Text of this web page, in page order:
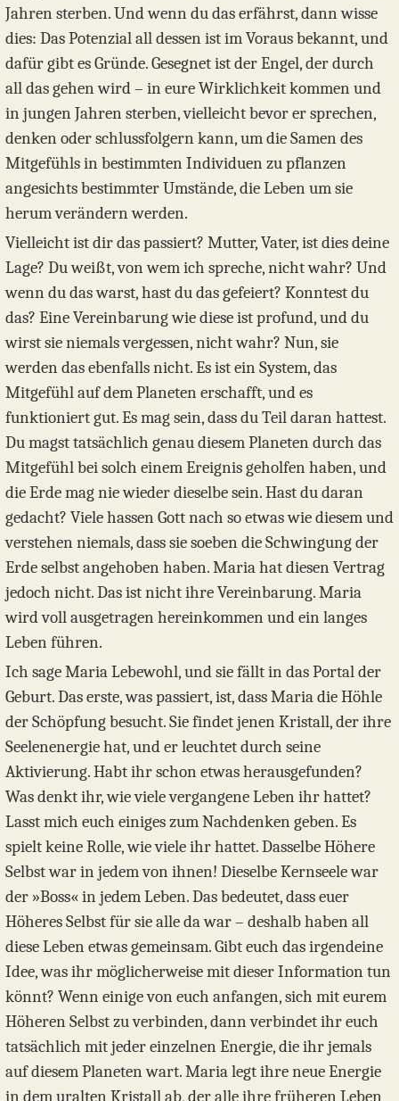
Jahren sterben. Und wenn du das erfährst, dann wisse
dies: Das Potenzial all dessen ist im Voraus bekannt, und
dafür gibt es Gründe. Gesegnet ist der Engel, der durch
all das gehen wird – in eure Wirklichkeit kommen und
in jungen Jahren sterben, vielleicht bevor er sprechen,
denken oder schlussfolgern kann, um die Samen des
Mitgefühls in bestimmten Individuen zu pflanzen
angesichts bestimmter Umstände, die Leben um sie
herum verändern werden.
Vielleicht ist dir das passiert? Mutter, Vater, ist dies deine
Lage? Du weißt, von wem ich spreche, nicht wahr? Und
wenn du das warst, hast du das gefeiert? Konntest du
das? Eine Vereinbarung wie diese ist profund, und du
wirst sie niemals vergessen, nicht wahr? Nun, sie
werden das ebenfalls nicht. Es ist ein System, das
Mitgefühl auf dem Planeten erschafft, und es
funktioniert gut. Es mag sein, dass du Teil daran hattest.
Du magst tatsächlich genau diesem Planeten durch das
Mitgefühl bei solch einem Ereignis geholfen haben, und
die Erde mag nie wieder dieselbe sein. Hast du daran
gedacht? Viele hassen Gott nach so etwas wie diesem und
verstehen niemals, dass sie soeben die Schwingung der
Erde selbst angehoben haben. Maria hat diesen Vertrag
jedoch nicht. Das ist nicht ihre Vereinbarung. Maria
wird voll ausgetragen hereinkommen und ein langes
Leben führen.
Ich sage Maria Lebewohl, und sie fällt in das Portal der
Geburt. Das erste, was passiert, ist, dass Maria die Höhle
der Schöpfung besucht. Sie findet jenen Kristall, der ihre
Seelenenergie hat, und er leuchtet durch seine
Aktivierung. Habt ihr schon etwas herausgefunden?
Was denkt ihr, wie viele vergangene Leben ihr hattet?
Lasst mich euch einiges zum Nachdenken geben. Es
spielt keine Rolle, wie viele ihr hattet. Dasselbe Höhere
Selbst war in jedem von ihnen! Dieselbe Kernseele war
der »Boss« in jedem Leben. Das bedeutet, dass euer
Höheres Selbst für sie alle da war – deshalb haben all
diese Leben etwas gemeinsam. Gibt euch das irgendeine
Idee, was ihr möglicherweise mit dieser Information tun
könnt? Wenn einige von euch anfangen, sich mit eurem
Höheren Selbst zu verbinden, dann verbindet ihr euch
tatsächlich mit jeder einzelnen Energie, die ihr jemals
auf diesem Planeten wart. Maria legt ihre neue Energie
in dem uralten Kristall ab, der alle ihre früheren Leben